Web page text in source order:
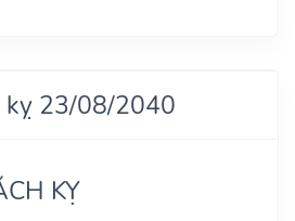
kỵ 23/08/2040
KỴ